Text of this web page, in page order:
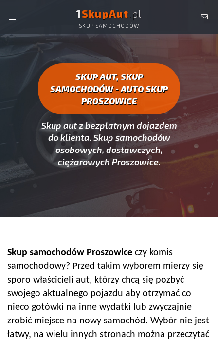
1SkupAut.pl
SKUP SAMOCHODÓW
AUTO SKUP PROSZOWICE -
SAMOCHODÓW PROSZOWICE
SKUP AUT, SKUP
SAMOCHODÓW - AUTO SKUP
PROSZOWICE
Skup aut z bezpłatnym dojazdem
do klienta. Skup samochodów
osobowych, dostawczych,
ciężarowych Proszowice.
Skup samochodów Proszowice czy komis
samochodowy? Przed takim wyborem mierzy się
sporo właścicieli aut, którzy chcą się pozbyć
swojego aktualnego pojazdu aby otrzymać co
nieco gotówki na inne wydatki lub zwyczajnie
zrobić miejsce na nowy samochód. Wybór nie jest
łatwy, na wielu innych stronach można przeczytać